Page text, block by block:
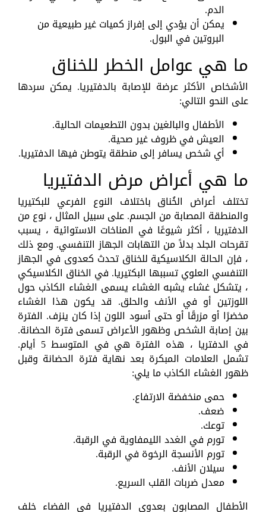
الدم.
يمكن أن يؤدي إلى إفراز كميات غير طبيعية من
البروتين في البول.
ما هي عوامل الخطر للخناق
الأشخاص الأكثر عرضة للإصابة بالدفتيريا. يمكن سردها
على النحو التالي:
الأطفال والبالغين بدون التطعيمات الحالية.
العيش في ظروف غير صحية.
أي شخص يسافر إلى منطقة يتوطن فيها الدفتيريا.
ما هي أعراض مرض الدفتيريا
تختلف أعراض الخُناق باختلاف النوع الفرعي للبكتيريا
والمنطقة المصابة من الجسم. على سبيل المثال ، نوع من
الدفتيريا ، أكثر شيوعًا في المناخات الاستوائية ، يسبب
تقرحات الجلد بدلاً من التهابات الجهاز التنفسي. ومع ذلك
، فإن الحالة الكلاسيكية للخناق تحدث كعدوى في الجهاز
التنفسي العلوي تسببها البكتيريا. في الخناق الكلاسيكي
، يتشكل غشاء يشبه الغشاء يسمى الغشاء الكاذب حول
اللوزتين أو في الأنف والحلق. قد يكون هذا الغشاء
مخضرًا أو مزرقًا أو حتى أسود اللون إذا كان ينزف. الفترة
بين إصابة الشخص وظهور الأعراض تسمى فترة الحضانة.
في الدفتريا ، هذه الفترة هي في المتوسط ​​5 أيام.
تشمل العلامات المبكرة بعد نهاية فترة الحضانة وقبل
ظهور الغشاء الكاذب ما يلي:
حمى منخفضة الارتفاع.
ضعف.
توعك.
تورم في الغدد الليمفاوية في الرقبة.
تورم الأنسجة الرخوة في الرقبة.
سيلان الأنف.
معدل ضربات القلب السريع.
الأطفال المصابون بعدوى الدفتيريا في الفضاء خلف